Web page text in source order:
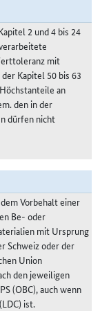
2 und 4 bis 24
mit
Kapitel 50 bis 63
an
den in der
dürfen nicht
Vorbehalt einer
Be- oder
mit Ursprung
Schweiz oder der
Union
den jeweiligen
(OBC), auch wenn
ist.